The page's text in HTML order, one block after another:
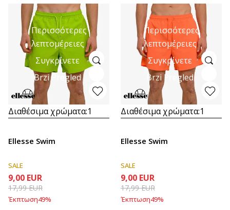
Περισσότερες
λεπτομέρειες
Συγκρίνετε
Brzi Pregled
Διαθέσιμα χρώματα:1
Ellesse Swim
SALE
9,00 EUR
17,99EUR
Έκπτωση49%
Περισσότερες
λεπτομέρειες
Συγκρίνετε
Brzi Pregled
Διαθέσιμα χρώματα:1
Ellesse Swim
SALE
9,00 EUR
17,99EUR
Έκπτωση49%